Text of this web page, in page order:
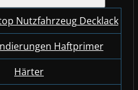
Nutzfahrzeug Decklack
Haftprimer
Härter